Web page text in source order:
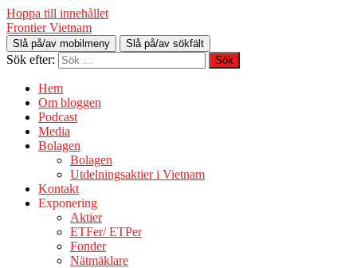
Hoppa till innehållet
Frontier Vietnam
Slå på/av mobilmeny Slå på/av sökfält
Sök efter:
Hem
Om bloggen
Podcast
Media
Bolagen
Bolagen
Utdelningsaktier i Vietnam
Kontakt
Exponering
Aktier
ETFer/ ETPer
Fonder
Nätmäklare